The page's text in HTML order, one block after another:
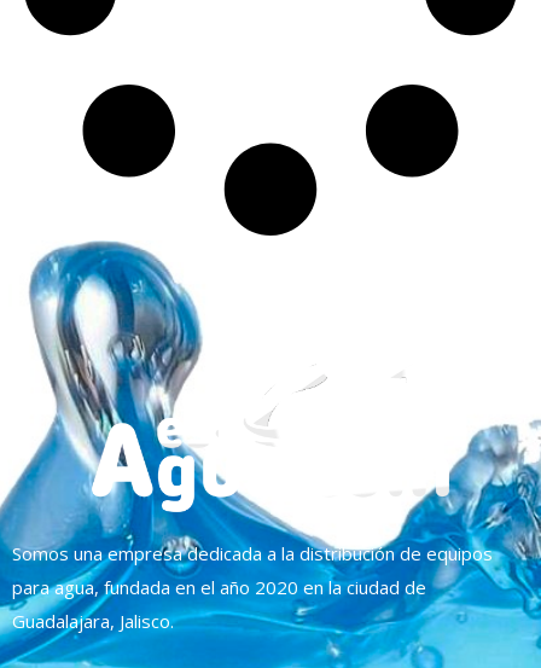
Somos una empresa dedicada a la distribución de equipos
para agua, fundada en el año 2020 en la ciudad de
Guadalajara, Jalisco.